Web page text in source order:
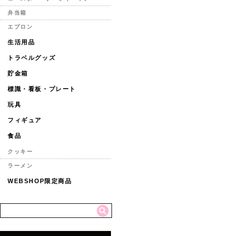
弁当箱
エプロン
生活用品
トラベルグッズ
貯金箱
標識・看板・プレート
玩具
フィギュア
食品
クッキー
ラーメン
WEBSHOP限定商品